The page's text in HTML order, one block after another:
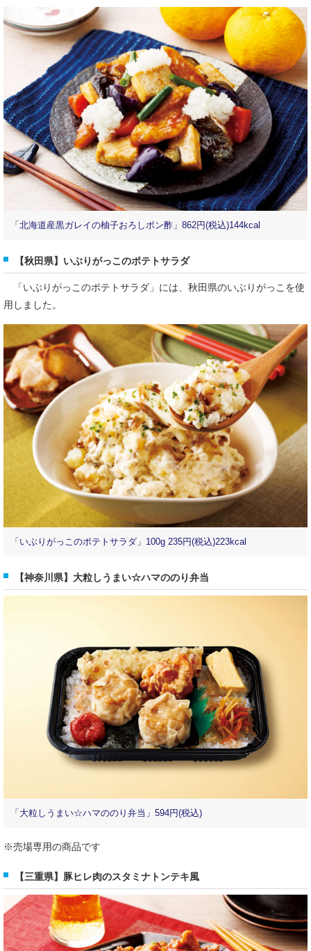
「北海道産黒ガレイの柚子おろしポン酢」862円(税込)144kcal
【秋田県】いぶりがっこのポテトサラダ
「いぶりがっこのポテトサラダ」には、秋田県のいぶりがっこを使
用しました。
「いぶりがっこのポテトサラダ」100g 235円(税込)223kcal
【神奈川県】大粒しうまい☆ハマののり弁当
「大粒しうまい☆ハマののり弁当」594円(税込)
※売場専用の商品です
【三重県】豚ヒレ肉のスタミナトンテキ風